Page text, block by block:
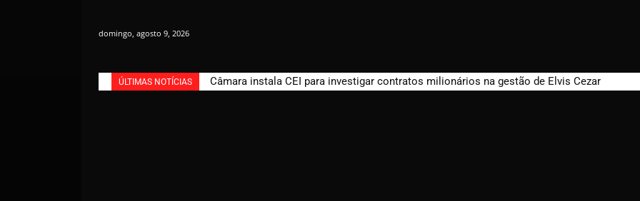
domingo, agosto 9, 2026
ÚLTIMAS NOTÍCIAS Câmara instala CEI para investigar contratos milionários na gestão de Elvis Cezar